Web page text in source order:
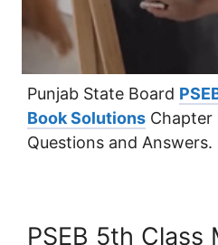
Punjab State Board
Book Solutions Chapter
Questions and Answers.
PSEB 5th Class